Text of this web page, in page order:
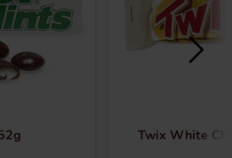
Twix White